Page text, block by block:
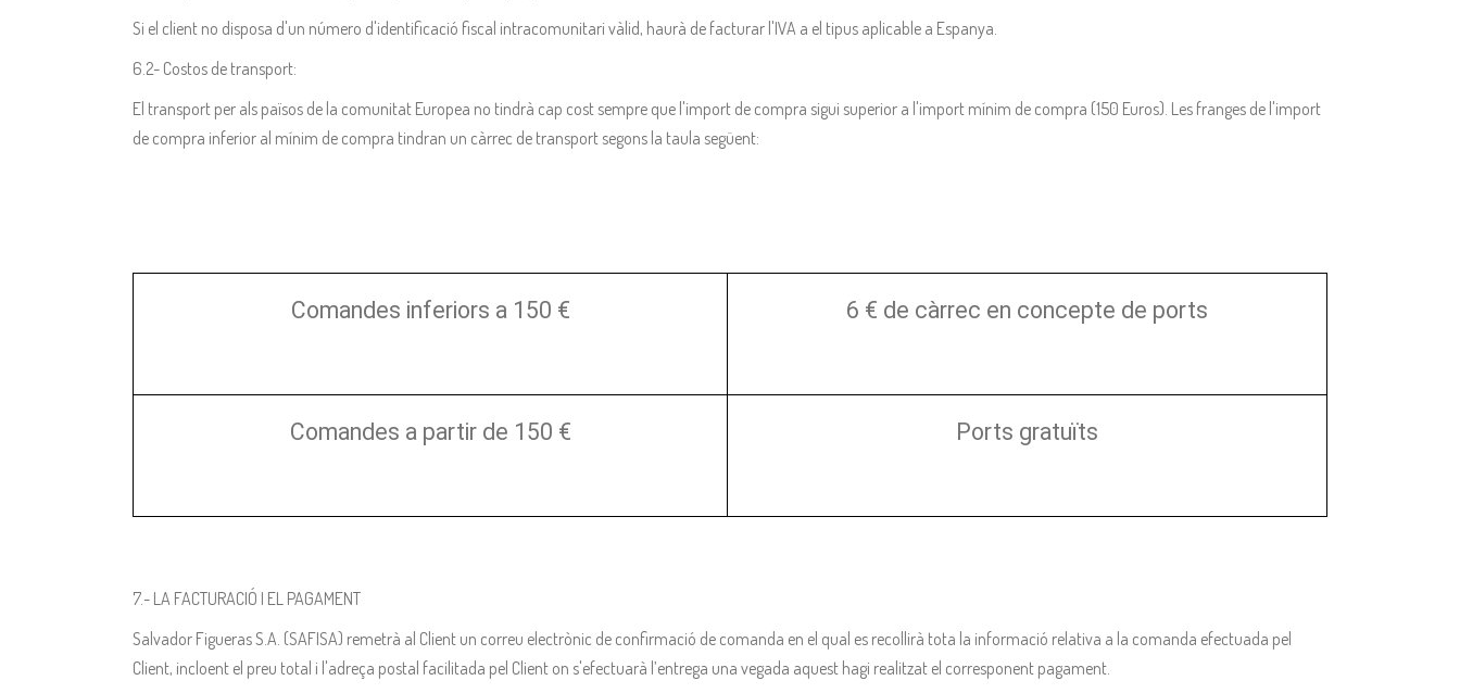
Si el client no disposa d'un número d'identificació fiscal intracomunitari vàlid, haurà de facturar l'IVA a el tipus aplicable a Espanya.
6.2- Costos de transport:
El transport per als països de la comunitat Europea no tindrà cap cost sempre que l'import de compra sigui superior a l'import mínim de compra (150 Euros). Les franges de l'import
de compra inferior al mínim de compra tindran un càrrec de transport segons la taula següent:
Comandes inferiors a 150 € 6 € de càrrec en concepte de ports
Comandes a partir de 150 € Ports gratuïts
7.- LA FACTURACIÓ I EL PAGAMENT
Salvador Figueras S.A. (SAFISA) remetrà al Client un correu electrònic de confirmació de comanda en el qual es recollirà tota la informació relativa a la comanda efectuada pel
Client, incloent el preu total i l'adreça postal facilitada pel Client on s'efectuarà l’entrega una vegada aquest hagi realitzat el corresponent pagament.